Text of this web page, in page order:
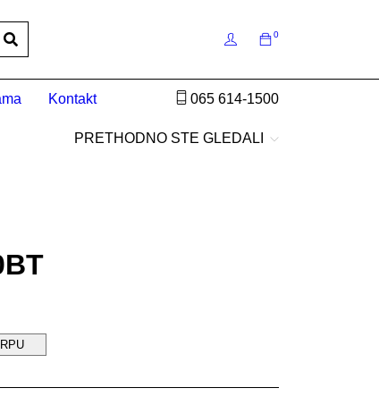
0
Kontakt 065 614-1500
PRETHODNO STE GLEDALI